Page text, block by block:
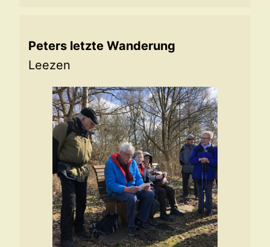
Peters letzte Wanderung
Leezen